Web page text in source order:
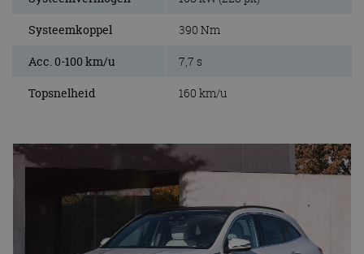
Systeemkoppel 390 Nm
Acc. 0-100 km/u 7,7 s
Topsnelheid 160 km/u